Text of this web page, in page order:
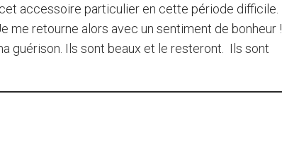
accessoire particulier en cette période difficile.
me retourne alors avec un sentiment de bonheur !
guérison. Ils sont beaux et le resteront. Ils sont